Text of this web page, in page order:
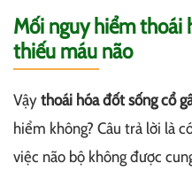
Mối nguy hiểm thoái
thiếu máu não
Vậythoái hóa đốt sống cổ
hiểm không? Câu trả lời là
việc não bộ không được